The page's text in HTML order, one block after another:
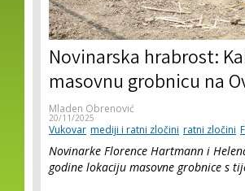
Novinarska hrabrost:
masovnu grobnicu na
Mladen Obrenović
20/11/2025
Vukovar mediji i ratni zločini ratni zločini
Novinarke Florence Hartmann i
godine lokaciju masovne grobnice s